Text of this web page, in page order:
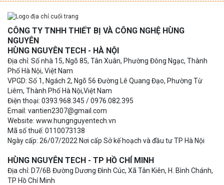
CÔNG TY TNHH THIẾT BỊ VÀ CÔNG NGHỆ HÙNG
NGUYÊN
HÙNG NGUYÊN TECH - HÀ NỘI
Địa chỉ: Số nhà 15, Ngõ 85, Tân Xuân, Phường Đông Ngạc, Thành
Phố Hà Nội, Việt Nam
VPGD: Số 1, Ngách 2, Ngõ 56 Đường Lê Quang Đạo, Phường Từ
Liêm, Thành Phố Hà Nội,Việt Nam
Điện thoại: 0393.968.345 / 0976.082.395
Email: vantien2307@gmail.com
Website: www.hungnguyentech.vn
Mã số thuế: 0110073138
Ngày cấp: 26/07/2022 Nơi cấp Sở kế hoạch và đầu tư TP Hà Nội
HÙNG NGUYÊN TECH - TP HỒ CHÍ MINH
Địa chỉ: D7/6B Đường Dương Đình Cúc, Xã Tân Kiên, H. Bình Chánh,
TP Hồ Chí Minh